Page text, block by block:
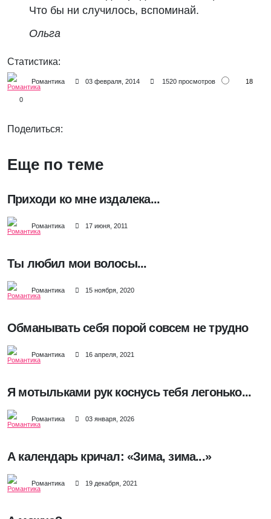
Что бы ни случилось, вспоминай.
Ольга
Статистика:
Романтика 03 февраля, 2014 1520 просмотров 18
0
Поделиться:
Еще по теме
Приходи ко мне издалека...
Романтика 17 июня, 2011
Ты любил мои волосы...
Романтика 15 ноября, 2020
Обманывать себя порой совсем не трудно
Романтика 16 апреля, 2021
Я мотыльками рук коснусь тебя легонько...
Романтика 03 января, 2026
А календарь кричал: «Зима, зима...»
Романтика 19 декабря, 2021